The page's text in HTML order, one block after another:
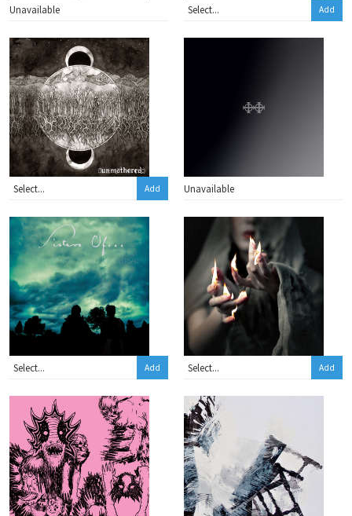
Unavailable Add
Add Unavailable
Add Add